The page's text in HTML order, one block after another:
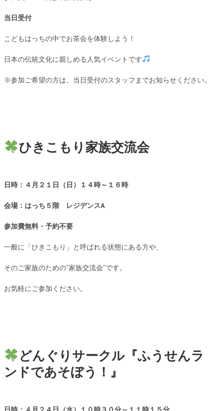
当日受付
こどもはっちの中でお茶会を体験しよう！
日本の伝統文化に親しめる人気イベントです
※参加ご希望の方は、当日受付のスタッフまでお知らせください。
ひきこもり家族交流会
日時：４月２１ 日（日）１４時～１６時
会場：はっち５階 レジデンスA
参加費無料・予約不要
一般に「ひきこもり」と呼ばれる状態にある方や、
そのご家族のための”家族交流会”です。
お気軽にご参加ください。
どんぐりサークル『ふうせんラ
ンドであそぼう！』